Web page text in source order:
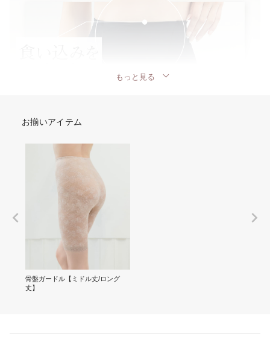
もっと見る
お揃いアイテム
骨盤ガードル【ミドル丈/ロング
丈】